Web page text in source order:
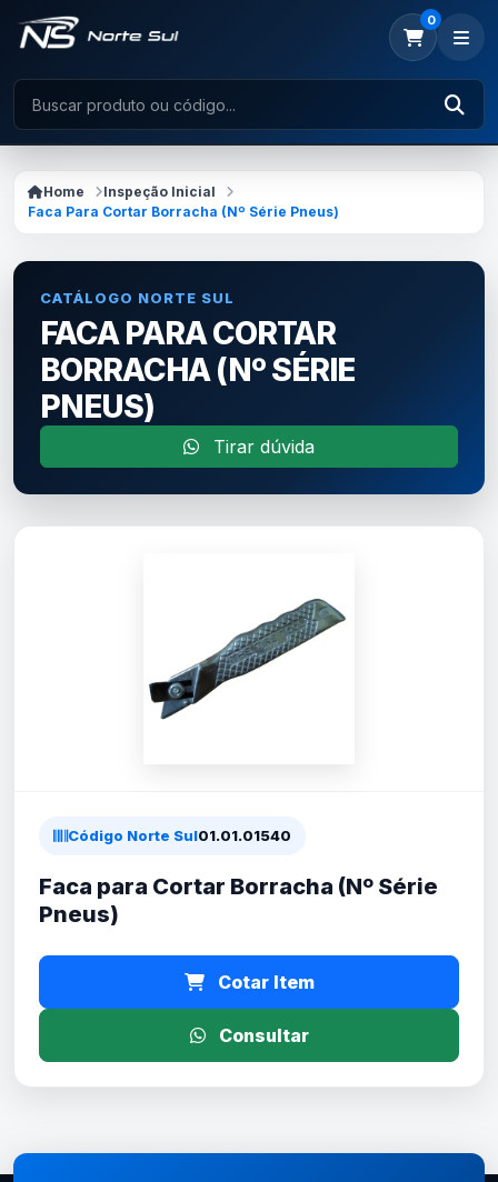
0
Home
Inspeção Inicial
Faca Para Cortar Borracha (Nº Série Pneus)
CATÁLOGO NORTE SUL
FACA PARA CORTAR
BORRACHA (Nº SÉRIE
PNEUS)
Tirar dúvida
Código Norte Sul01.01.01540
Faca para Cortar Borracha (Nº Série
Pneus)
Cotar Item
Consultar